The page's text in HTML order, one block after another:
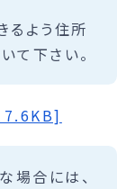
るよう住所
て下さい。
場合には、